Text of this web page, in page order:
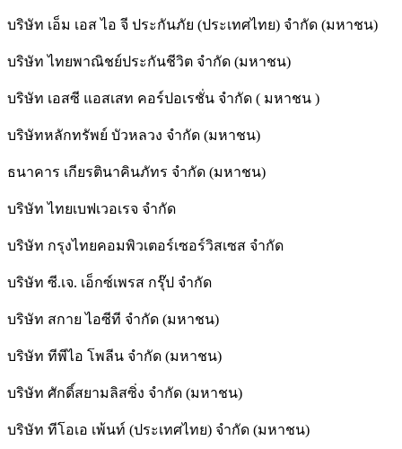
บริษัท เอ็ม เอส ไอ จี ประกันภัย (ประเทศไทย) จำกัด (มหาชน)
บริษัท ไทยพาณิชย์ประกันชีวิต จำกัด (มหาชน)
บริษัท เอสซี แอสเสท คอร์ปอเรชั่น จำกัด ( มหาชน )
บริษัทหลักทรัพย์ บัวหลวง จำกัด (มหาชน)
ธนาคาร เกียรตินาคินภัทร จำกัด (มหาชน)
บริษัท ไทยเบฟเวอเรจ จำกัด
บริษัท กรุงไทยคอมพิวเตอร์เซอร์วิสเซส จำกัด
บริษัท ซี.เจ. เอ็กซ์เพรส กรุ๊ป จำกัด
บริษัท สกาย ไอซีที จำกัด (มหาชน)
บริษัท ทีพีไอ โพลีน จำกัด (มหาชน)
บริษัท ศักดิ์สยามลิสซิ่ง จำกัด (มหาชน)
บริษัท ทีโอเอ เพ้นท์ (ประเทศไทย) จำกัด (มหาชน)